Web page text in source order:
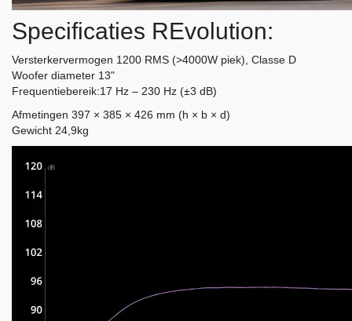
Specificaties REvolution:
Versterkervermogen 1200 RMS (>4000W piek), Classe D
Woofer diameter 13"
Frequentiebereik:17 Hz – 230 Hz (±3 dB)
Afmetingen 397 × 385 × 426 mm (h × b × d)
Gewicht 24,9kg